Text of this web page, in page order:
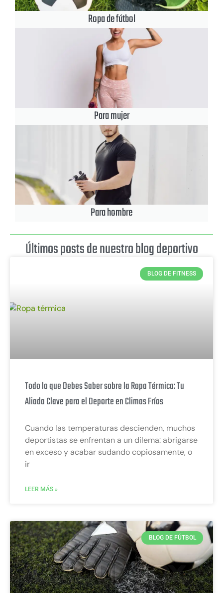
Ropa de fútbol
Para mujer
Para hombre
Últimos posts de nuestro blog deportivo
BLOG DE FITNESS
Todo lo que Debes Saber sobre la Ropa Térmica: Tu
Aliada Clave para el Deporte en Climas Fríos
Cuando las temperaturas descienden, muchos
deportistas se enfrentan a un dilema: abrigarse
en exceso y acabar sudando copiosamente, o
ir
LEER MÁS »
BLOG DE FÚTBOL